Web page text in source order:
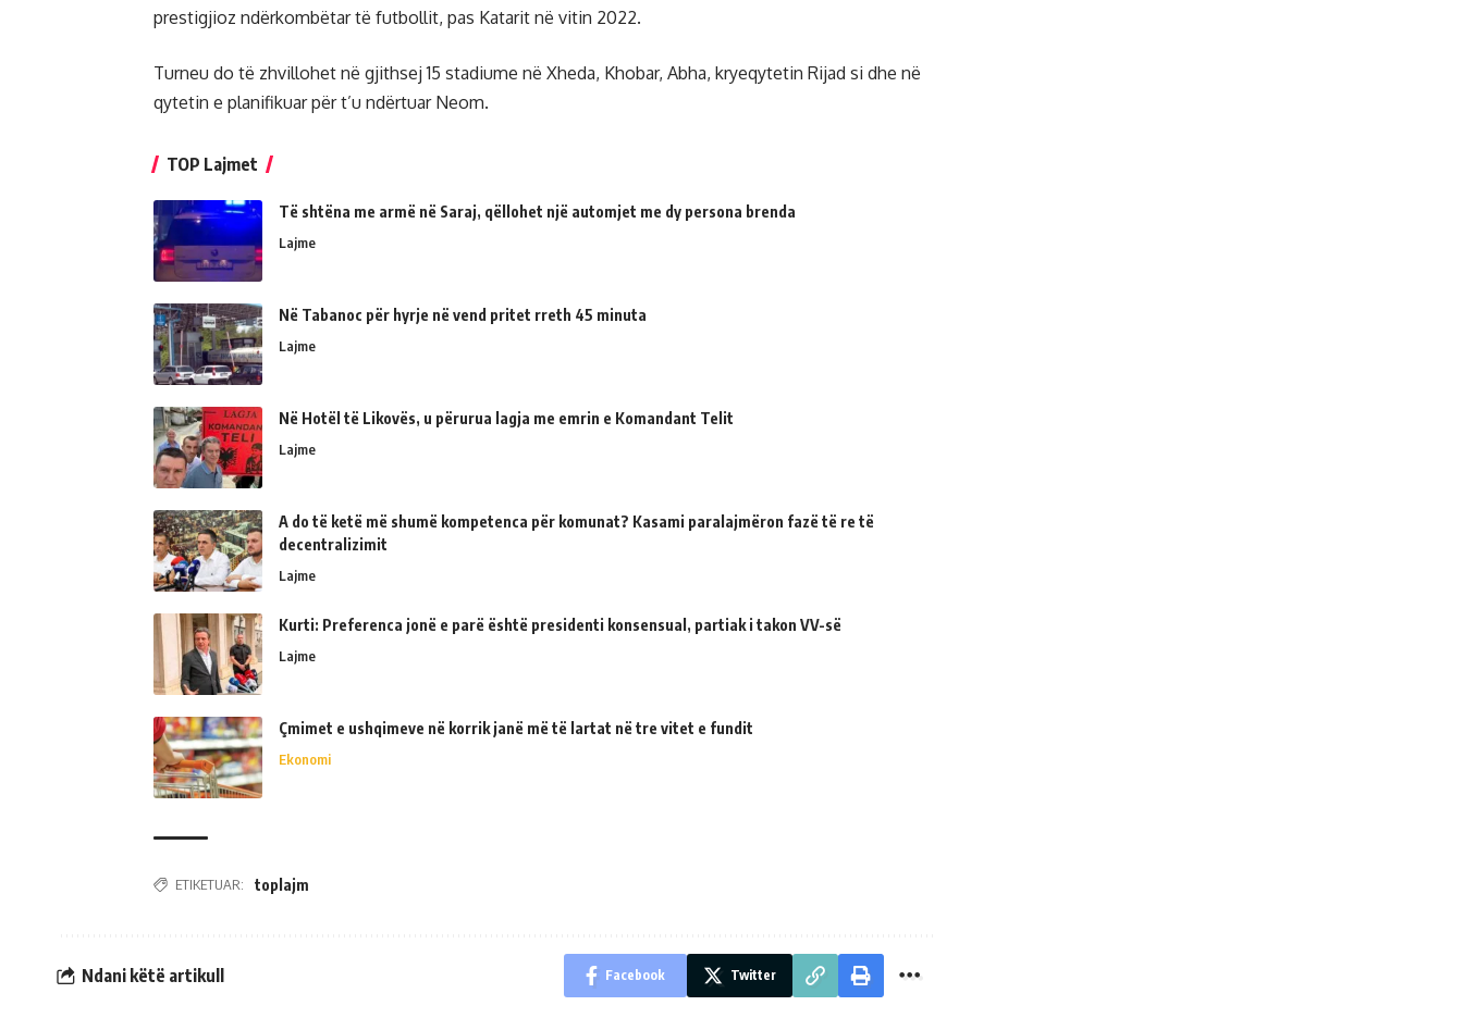
prestigjioz ndërkombëtar të futbollit, pas Katarit në vitin 2022.
Turneu do të zhvillohet në gjithsej 15 stadiume në Xheda, Khobar, Abha, kryeqytetin Rijad si dhe në
qytetin e planifikuar për t’u ndërtuar Neom.
TOP Lajmet
Të shtëna me armë në Saraj, qëllohet një automjet me dy persona brenda
Lajme
Në Tabanoc për hyrje në vend pritet rreth 45 minuta
Lajme
Në Hotël të Likovës, u përurua lagja me emrin e Komandant Telit
Lajme
A do të ketë më shumë kompetenca për komunat? Kasami paralajmëron fazë të re të
decentralizimit
Lajme
Kurti: Preferenca jonë e parë është presidenti konsensual, partiak i takon VV-së
Lajme
Çmimet e ushqimeve në korrik janë më të lartat në tre vitet e fundit
Ekonomi
ETIKETUAR: toplajm
Ndani këtë artikull Facebook Twitter